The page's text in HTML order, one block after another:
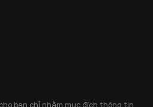
bạn chỉ nhằm mục đích thông tin